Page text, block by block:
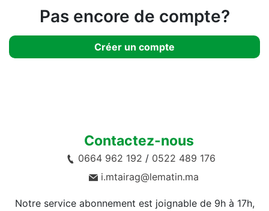
Pas encore de compte?
Créer un compte
Contactez-nous
0664 962 192 / 0522 489 176
i.mtairag@lematin.ma
Notre service abonnement est joignable de 9h à 17h,